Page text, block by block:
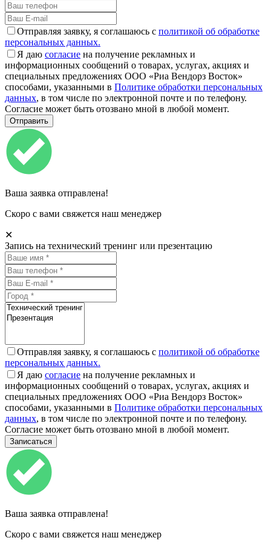
Отправляя заявку, я соглашаюсь с политикой об обработке
персональных данных.
Я даю согласие на получение рекламных и
информационных сообщений о товарах, услугах, акциях и
специальных предложениях ООО «Риа Вендорз Восток»
способами, указанными в Политике обработки персональных
данных, в том числе по электронной почте и по телефону.
Согласие может быть отозвано мной в любой момент.
Ваша заявка отправлена!
Скоро с вами свяжется наш менеджер
✕
Запись на технический тренинг или презентацию
Отправляя заявку, я соглашаюсь с политикой об обработке
персональных данных.
Я даю согласие на получение рекламных и
информационных сообщений о товарах, услугах, акциях и
специальных предложениях ООО «Риа Вендорз Восток»
способами, указанными в Политике обработки персональных
данных, в том числе по электронной почте и по телефону.
Согласие может быть отозвано мной в любой момент.
Ваша заявка отправлена!
Скоро с вами свяжется наш менеджер